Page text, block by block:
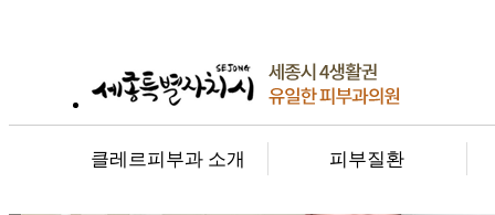
클레르피부과 소개 피부질환